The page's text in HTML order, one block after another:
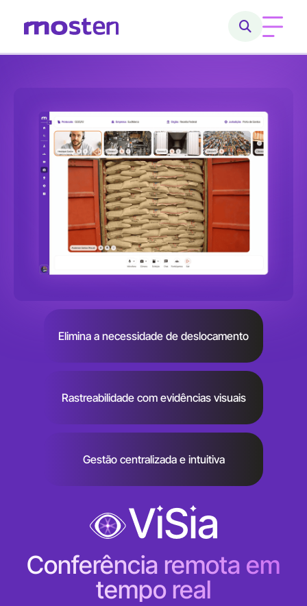
Conheça a Mosten
O que fazemos
Cases
Carreiras
Conferência remota em
tempo real
Elimina a necessidade de deslocamento
Rastreabilidade com evidências visuais
Gestão centralizada e intuitiva